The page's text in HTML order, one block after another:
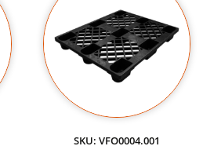
SKU: VFO0004.001